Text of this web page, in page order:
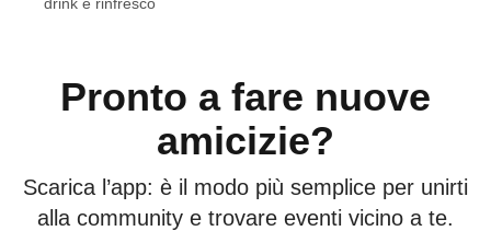
Pronto a fare nuove
amicizie?
Scarica l’app: è il modo più semplice per unirti
alla community e trovare eventi vicino a te.